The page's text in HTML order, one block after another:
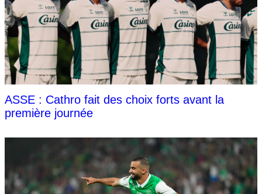
ASSE : Cathro fait des choix forts avant la
première journée